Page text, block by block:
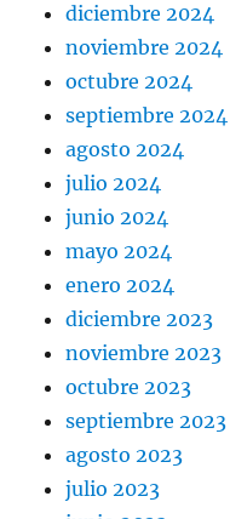
diciembre 2024
noviembre 2024
octubre 2024
septiembre 2024
agosto 2024
julio 2024
junio 2024
mayo 2024
enero 2024
diciembre 2023
noviembre 2023
octubre 2023
septiembre 2023
agosto 2023
julio 2023